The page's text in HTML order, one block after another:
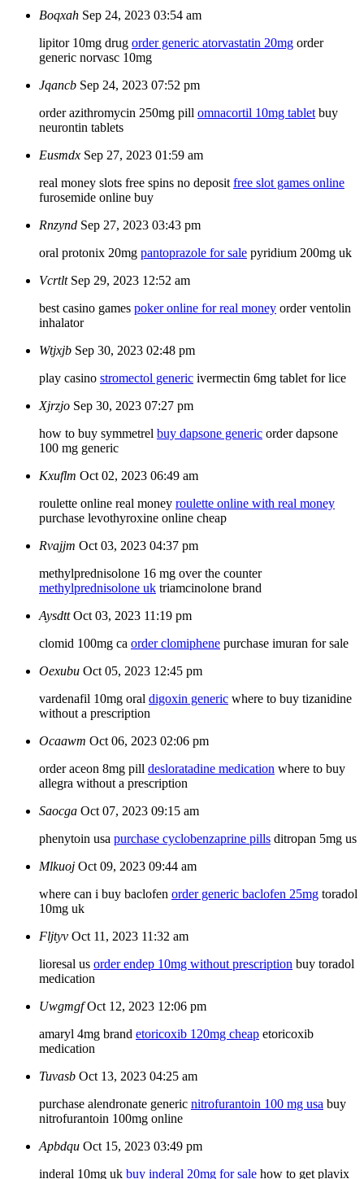
Boqxah Sep 24, 2023 03:54 am
lipitor 10mg drug order generic atorvastatin 20mg order
generic norvasc 10mg
Jqancb Sep 24, 2023 07:52 pm
order azithromycin 250mg pill omnacortil 10mg tablet buy
neurontin tablets
Eusmdx Sep 27, 2023 01:59 am
real money slots free spins no deposit free slot games online
furosemide online buy
Rnzynd Sep 27, 2023 03:43 pm
oral protonix 20mg pantoprazole for sale pyridium 200mg uk
Vcrtlt Sep 29, 2023 12:52 am
best casino games poker online for real money order ventolin
inhalator
Wtjxjb Sep 30, 2023 02:48 pm
play casino stromectol generic ivermectin 6mg tablet for lice
Xjrzjo Sep 30, 2023 07:27 pm
how to buy symmetrel buy dapsone generic order dapsone
100 mg generic
Kxuflm Oct 02, 2023 06:49 am
roulette online real money roulette online with real money
purchase levothyroxine online cheap
Rvajjm Oct 03, 2023 04:37 pm
methylprednisolone 16 mg over the counter
methylprednisolone uk triamcinolone brand
Aysdtt Oct 03, 2023 11:19 pm
clomid 100mg ca order clomiphene purchase imuran for sale
Oexubu Oct 05, 2023 12:45 pm
vardenafil 10mg oral digoxin generic where to buy tizanidine
without a prescription
Ocaawm Oct 06, 2023 02:06 pm
order aceon 8mg pill desloratadine medication where to buy
allegra without a prescription
Saocga Oct 07, 2023 09:15 am
phenytoin usa purchase cyclobenzaprine pills ditropan 5mg us
Mlkuoj Oct 09, 2023 09:44 am
where can i buy baclofen order generic baclofen 25mg toradol
10mg uk
Fljtyv Oct 11, 2023 11:32 am
lioresal us order endep 10mg without prescription buy toradol
medication
Uwgmgf Oct 12, 2023 12:06 pm
amaryl 4mg brand etoricoxib 120mg cheap etoricoxib
medication
Tuvasb Oct 13, 2023 04:25 am
purchase alendronate generic nitrofurantoin 100 mg usa buy
nitrofurantoin 100mg online
Apbdqu Oct 15, 2023 03:49 pm
inderal 10mg uk buy inderal 20mg for sale how to get plavix